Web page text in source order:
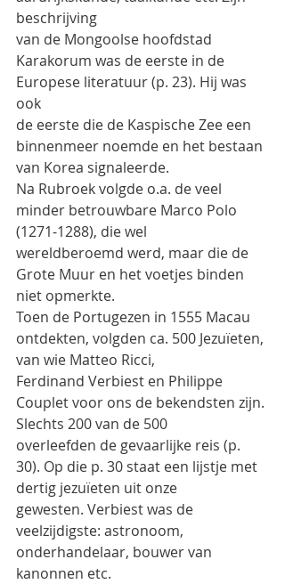
beschrijving
van de Mongoolse hoofdstad
Karakorum was de eerste in de
Europese literatuur (p. 23). Hij was
ook
de eerste die de Kaspische Zee een
binnenmeer noemde en het bestaan
van Korea signaleerde.
Na Rubroek volgde o.a. de veel
minder betrouwbare Marco Polo
(1271-1288), die wel
wereldberoemd werd, maar die de
Grote Muur en het voetjes binden
niet opmerkte.
Toen de Portugezen in 1555 Macau
ontdekten, volgden ca. 500 Jezuïeten,
van wie Matteo Ricci,
Ferdinand Verbiest en Philippe
Couplet voor ons de bekendsten zijn.
Slechts 200 van de 500
overleefden de gevaarlijke reis (p.
30). Op die p. 30 staat een lijstje met
dertig jezuïeten uit onze
gewesten. Verbiest was de
veelzijdigste: astronoom,
onderhandelaar, bouwer van
kanonnen etc.